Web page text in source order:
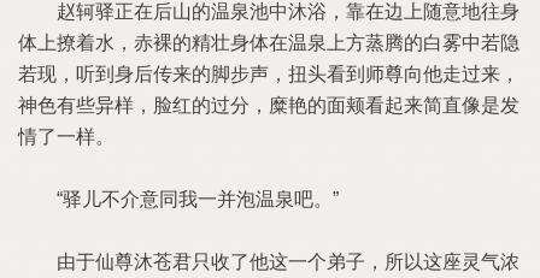
赵轲驿正在后山的温泉池中沐浴，靠在边上随意地往身
体上撩着水，赤裸的精壮身体在温泉上方蒸腾的白雾中若隐
若现，听到身后传来的脚步声，扭头看到师尊向他走过来，
神色有些异样，脸红的过分，糜艳的面颊看起来简直像是发
情了一样。
“驿儿不介意同我一并泡温泉吧。”
由于仙尊沐苍君只收了他这一个弟子，所以这座灵气浓